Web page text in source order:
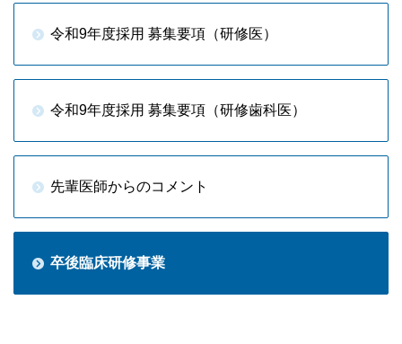
令和9年度採用 募集要項（研修医）
令和9年度採用 募集要項（研修歯科医）
先輩医師からのコメント
卒後臨床研修事業